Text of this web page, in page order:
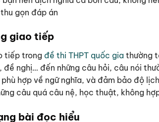
gọn đáp án
giao tiếp
tiếp trong đề thi THPT quốc gia thường
đề nghị… đến những câu hỏi, câu nói
hợp về ngữ nghĩa, và đảm bảo độ
câu quá câu nệ, học thuật, không
bài đọc hiểu